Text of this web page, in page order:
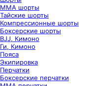
ММА шорты
Тайские шорты
Компрессионные шорты
Боксерские шорты
BJJ, Кимоно
Ги, Кимоно
Пояса
Экипировка
Перчатки
Боксерские перчатки